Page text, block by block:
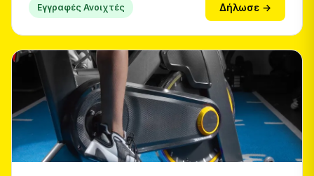
Εγγραφές Ανοιχτές Δήλωσε →